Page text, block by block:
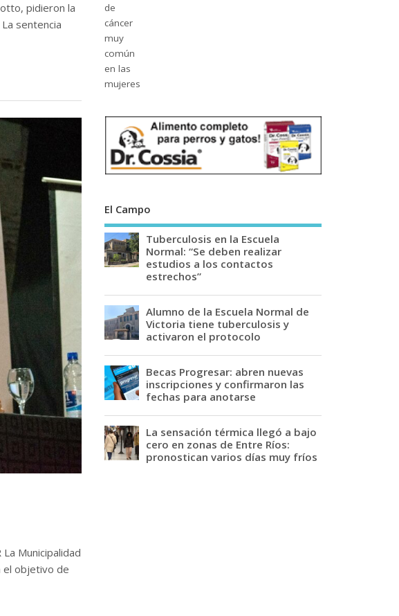
pidieron la
sentencia
Municipalidad
el objetivo de
El Campo
Tuberculosis en la Escuela
Normal: “Se deben realizar
estudios a los contactos
estrechos”
Alumno de la Escuela Normal de
Victoria tiene tuberculosis y
activaron el protocolo
Becas Progresar: abren nuevas
inscripciones y confirmaron las
fechas para anotarse
La sensación térmica llegó a bajo
cero en zonas de Entre Ríos:
pronostican varios días muy fríos